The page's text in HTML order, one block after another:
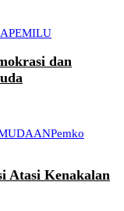
PEMILU
dan
Pemko
Atasi Kenakalan